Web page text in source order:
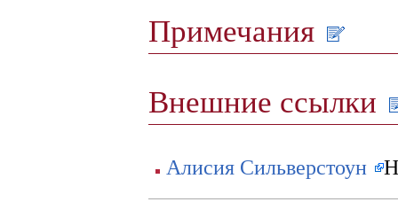
Примечания
Внешние ссылки
Алисия Сильверстоун